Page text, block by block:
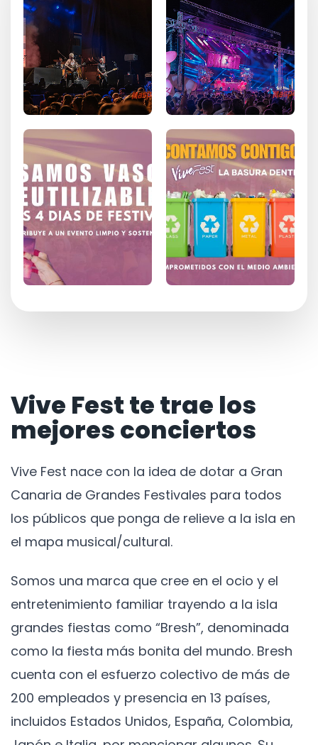
Vive Fest te trae los
mejores conciertos
Vive Fest nace con la idea de dotar a Gran
Canaria de Grandes Festivales para todos
los públicos que ponga de relieve a la isla en
el mapa musical/cultural.
Somos una marca que cree en el ocio y el
entretenimiento familiar trayendo a la isla
grandes fiestas como “Bresh”, denominada
como la fiesta más bonita del mundo. Bresh
cuenta con el esfuerzo colectivo de más de
200 empleados y presencia en 13 países,
incluidos Estados Unidos, España, Colombia,